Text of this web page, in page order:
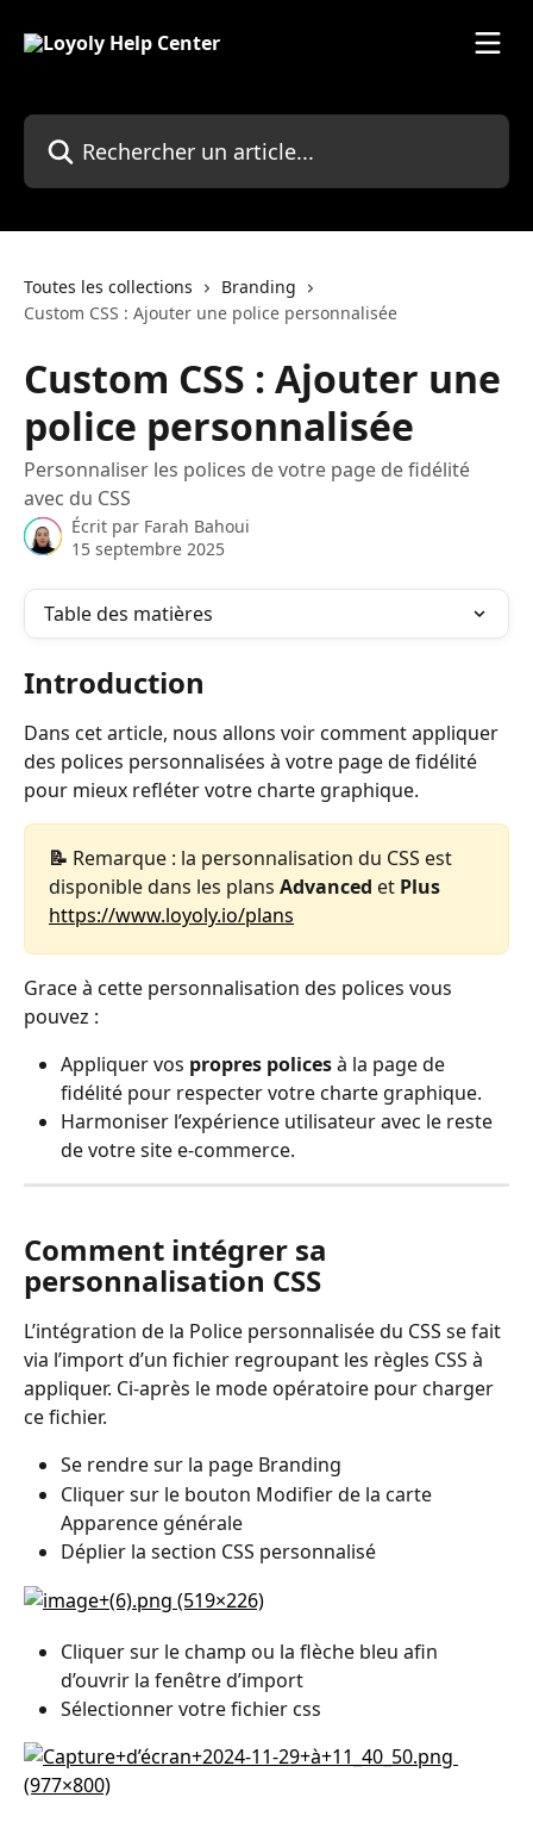
Rechercher un article...
Toutes les collections
Branding
Custom CSS : Ajouter une police personnalisée
Custom CSS : Ajouter une
police personnalisée
Personnaliser les polices de votre page de fidélité
avec du CSS
Écrit par Farah Bahoui
15 septembre 2025
Table des matières
Introduction
Dans cet article, nous allons voir comment appliquer
des polices personnalisées à votre page de fidélité
pour mieux refléter votre charte graphique.
📝 Remarque : la personnalisation du CSS est
disponible dans les plans Advanced et Plus
https://www.loyoly.io/plans
Grace à cette personnalisation des polices vous
pouvez :
Appliquer vos propres polices à la page de
fidélité pour respecter votre charte graphique.
Harmoniser l’expérience utilisateur avec le reste
de votre site e-commerce.
Comment intégrer sa
personnalisation CSS
L’intégration de la Police personnalisée du CSS se fait
via l’import d’un fichier regroupant les règles CSS à
appliquer. Ci-après le mode opératoire pour charger
ce fichier.
Se rendre sur la page Branding
Cliquer sur le bouton Modifier de la carte
Apparence générale
Déplier la section CSS personnalisé
Cliquer sur le champ ou la flèche bleu afin
d’ouvrir la fenêtre d’import
Sélectionner votre fichier css